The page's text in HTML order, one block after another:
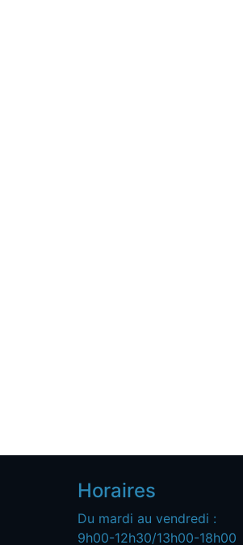
Horaires
Du mardi au vendredi :
9h00-12h30/13h00-18h00